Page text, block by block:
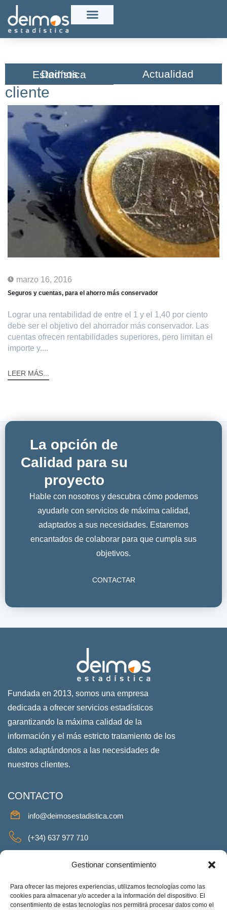
Gestionar consentimiento
Para ofrecer las mejores experiencias, utilizamos tecnologías como las
cookies para almacenar y/o acceder a la información del dispositivo. El
consentimiento de estas tecnologías nos permitirá procesar datos como el
Deimos Estadística​ Actualidad
cliente
marzo 16, 2016
Seguros y cuentas, para el ahorro más conservador
Lograr una rentabilidad de entre el 1 y el 1,40 por ciento
debe ser el objetivo del ahorrador más conservador. Las
cuentas ofrecen rentabilidades superiores, pero limitan el
importe y....
LEER MÁS...
La opción de
Calidad para su
proyecto
Hable con nosotros y descubra cómo podemos
ayudarle con servicios de máxima calidad,
adaptados a sus necesidades. Estaremos
encantados de colaborar para que cumpla sus
objetivos.
CONTACTAR
Fundada en 2013, somos una empresa
dedicada a ofrecer servicios estadísticos
garantizando la máxima calidad de la
información y el más estricto tratamiento de los
datos adaptándonos a las necesidades de
nuestros clientes.
CONTACTO
info@deimosestadistica.com
(+34) 637 977 710